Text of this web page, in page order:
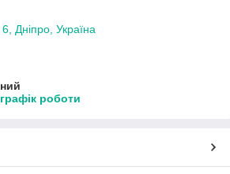
Дніпро, Україна
роботи